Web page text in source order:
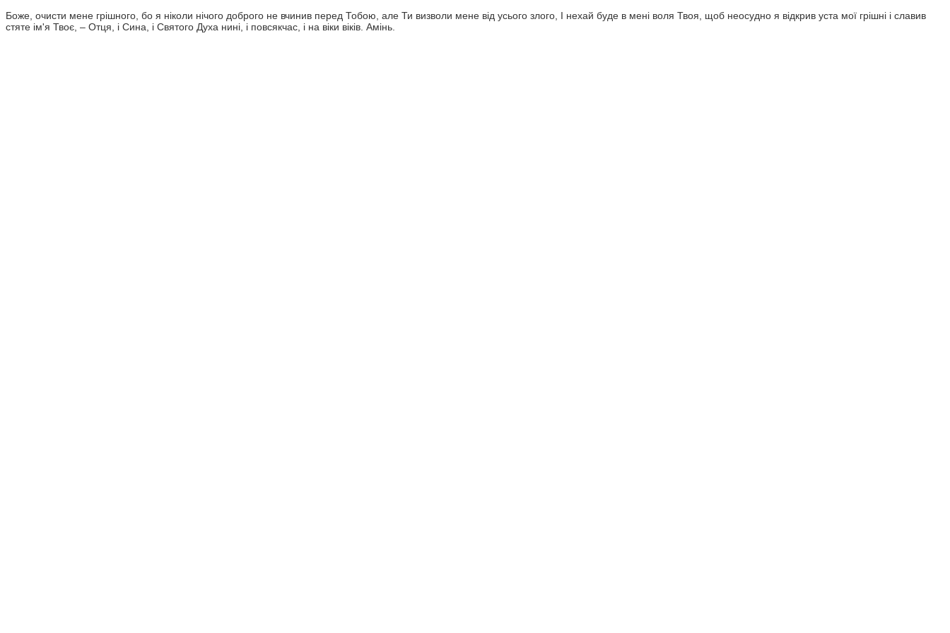
Боже, очисти мене грішного, бо я ніколи нічого доброго не вчинив перед Тобою, але Ти визволи мене від усього злого, І нехай буде в мені воля Твоя, щоб неосудно я відкрив уста мої грішні і славив
стяте ім'я Твоє, – Отця, і Сина, і Святого Духа нині, і повсякчас, і на віки віків. Амінь.